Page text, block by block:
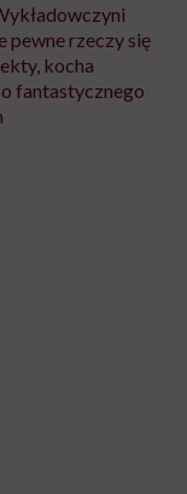
pewne rzeczy się
kocha
fantastycznego